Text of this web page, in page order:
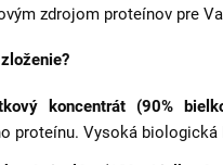
zdrojom proteínov pre
koncentrát (90%
proteínu. Vysoká